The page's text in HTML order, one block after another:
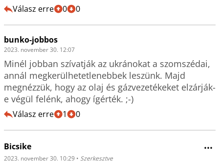
Válasz erre 0 0
bunko-jobbos
2023. november 30. 12:07
Minél jobban szívatják az ukránokat a szomszédai,
annál megkerülhetetlenebbek leszünk. Majd
megnézzük, hogy az olaj és gázvezetékeket elzárják-
e végül felénk, ahogy ígérték. ;-)
Válasz erre 1 0
Bicsike •••
2023. november 30. 10:29 • Szerkesztve